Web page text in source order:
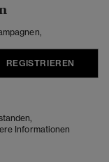
REGISTRIEREN
Informationen